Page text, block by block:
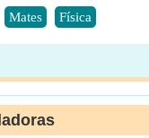
Mates Física